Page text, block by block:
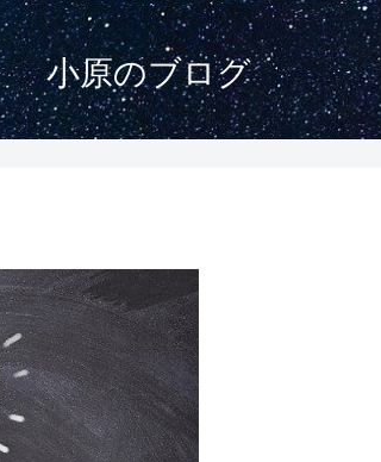
小原のブログ